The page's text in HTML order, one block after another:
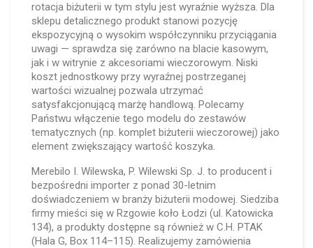
rotacja biżuterii w tym stylu jest wyraźnie wyższa. Dla
sklepu detalicznego produkt stanowi pozycję
ekspozycyjną o wysokim współczynniku przyciągania
uwagi — sprawdza się zarówno na blacie kasowym,
jak i w witrynie z akcesoriami wieczorowym. Niski
koszt jednostkowy przy wyraźnej postrzeganej
wartości wizualnej pozwala utrzymać
satysfakcjonującą marżę handlową. Polecamy
Państwu włączenie tego modelu do zestawów
tematycznych (np. komplet biżuterii wieczorowej) jako
element zwiększający wartość koszyka.
Merebilo I. Wilewska, P. Wilewski Sp. J. to producent i
bezpośredni importer z ponad 30-letnim
doświadczeniem w branży biżuterii modowej. Siedziba
firmy mieści się w Rzgowie koło Łodzi (ul. Katowicka
134), a produkty dostępne są również w C.H. PTAK
(Hala G, Box 114–115). Realizujemy zamówienia